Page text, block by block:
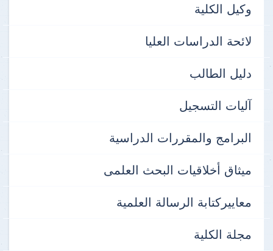
وكيل الكلية
لائحة الدراسات العليا
دليل الطالب
آليات التسجيل
البرامج والمقررات الدراسية
ميثاق أخلاقيات البحث العلمى
معاييركتابة الرسالة العلمية
مجلة الكلية